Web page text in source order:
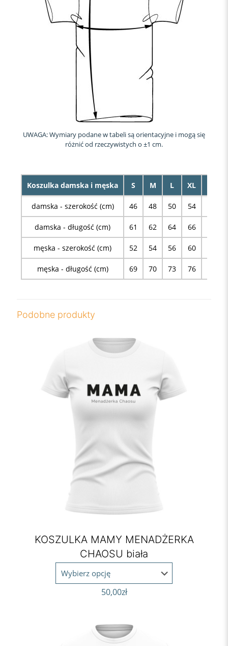
UWAGA: Wymiary podane w tabeli są orientacyjne i mogą się
różnić od rzeczywistych o ±1 cm.
Koszulka damska i męska S M L XL
damska - szerokość (cm) 46 48 50 54
damska - długość (cm) 61 62 64 66
męska - szerokość (cm) 52 54 56 60
męska - długość (cm) 69 70 73 76
Podobne produkty
KOSZULKA MAMY MENADŻERKA
CHAOSU biała
50,00zł